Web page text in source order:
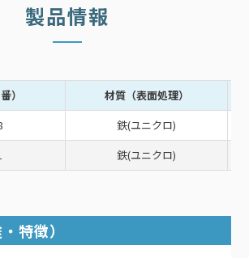
製品情報
）
材質（表面処理）
鉄(ユニクロ)
鉄(ユニクロ)
特徴）